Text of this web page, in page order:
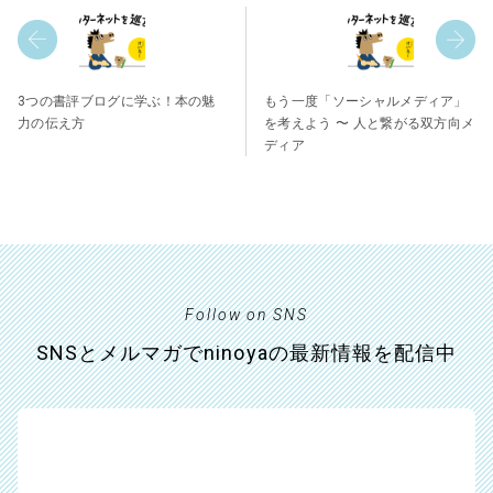
3つの書評ブログに学ぶ！本の魅
力の伝え方
もう一度「ソーシャルメディア」
を考えよう 〜 人と繋がる双方向メ
ディア
Follow on SNS
SNSとメルマガでninoyaの最新情報を配信中